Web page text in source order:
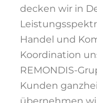
decken wir in
Handel und
Koordination
REMONDIS-
Kunden